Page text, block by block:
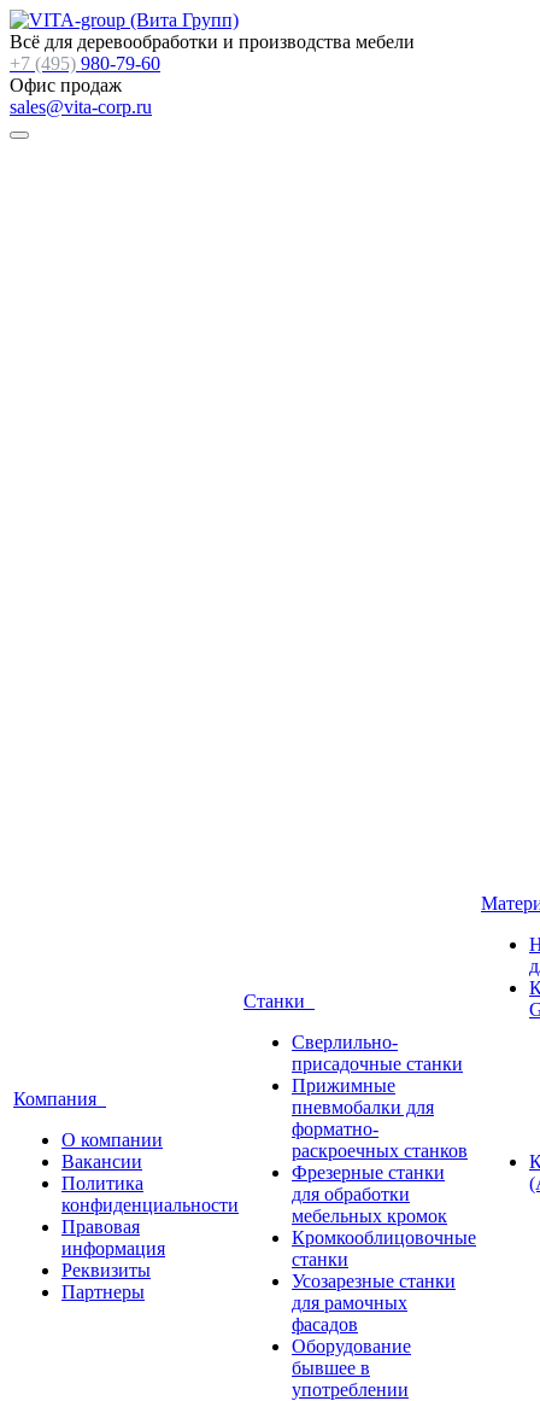
Всё для деревообработки и производства мебели
+7 (495) 980-79-60
Офис продаж
sales@vita-corp.ru
Компания
О компании
Вакансии
Политика
конфиденциальности
Правовая
информация
Реквизиты
Партнеры
Станки
Сверлильно-
присадочные станки
Прижимные
пневмобалки для
форматно-
раскроечных станков
Фрезерные станки
для обработки
мебельных кромок
Кромкооблицовочные
станки
Усозарезные станки
для рамочных
фасадов
Оборудование
бывшее в
употреблении